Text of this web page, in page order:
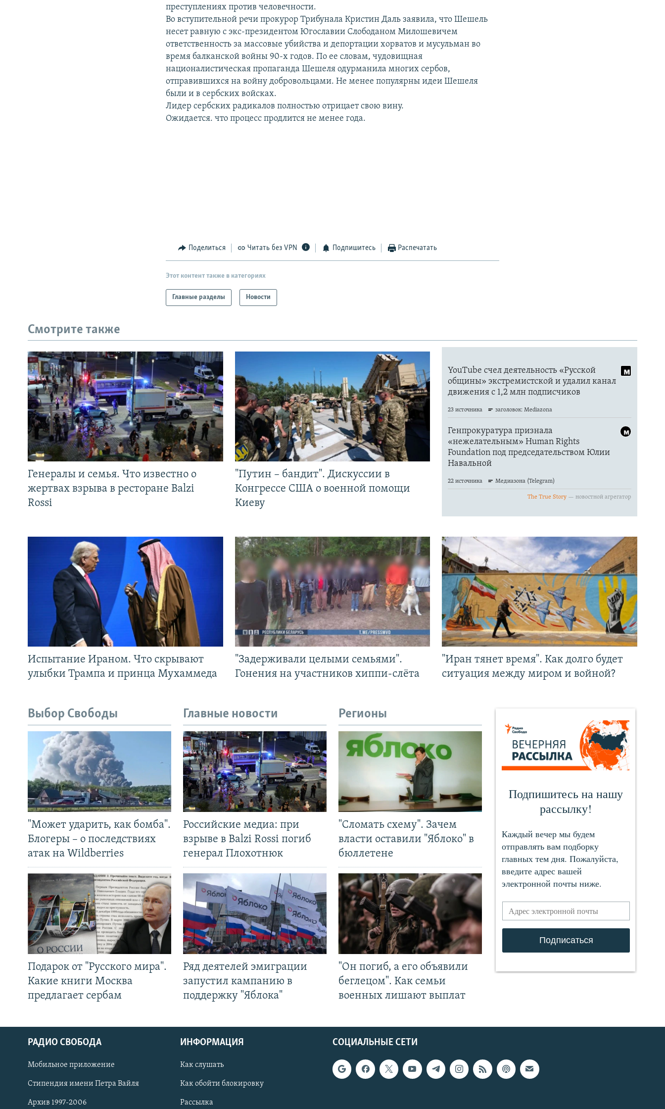
СОЦИАЛЬНЫЕ СЕТИ
преступлениях против человечности.
Во вступительной речи прокурор Трибунала Кристин Даль заявила, что Шешель
несет равную с экс-президентом Югославии Слободаном Милошевичем
ответственность за массовые убийства и депортации хорватов и мусульман во
время балканской войны 90-х годов. По ее словам, чудовищная
националистическая пропаганда Шешеля одурманила многих сербов,
отправившихся на войну добровольцами. Не менее популярны идеи Шешеля
были и в сербских войсках.
Лидер сербских радикалов полностью отрицает свою вину.
Ожидается. что процесс продлится не менее года.
Поделиться Читать без VPN Подпишитесь Распечатать
Этот контент также в категориях
Главные разделы Новости
Смотрите также
Генералы и семья. Что известно о
жертвах взрыва в ресторане Balzi
Rossi
"Путин – бандит". Дискуссии в
Конгрессе США о военной помощи
Киеву
Испытание Ираном. Что скрывают
улыбки Трампа и принца Мухаммеда
"Задерживали целыми семьями".
Гонения на участников хиппи-слёта
"Иран тянет время". Как долго будет
ситуация между миром и войной?
Выбор Свободы
"Может ударить, как бомба".
Блогеры – о последствиях
атак на Wildberries
Подарок от "Русского мира".
Какие книги Москва
предлагает сербам
Главные новости
Российские медиа: при
взрыве в Balzi Rossi погиб
генерал Плохотнюк
Ряд деятелей эмиграции
запустил кампанию в
поддержку "Яблока"
Регионы
"Сломать схему". Зачем
власти оставили "Яблоко" в
бюллетене
"Он погиб, а его объявили
беглецом". Как семьи
военных лишают выплат
СОЦИАЛЬНЫЕ СЕТИ
РАДИО СВОБОДА
Мобильное приложение
Стипендия имени Петра Вайля
Архив 1997-2006
ИНФОРМАЦИЯ
Как слушать
Как обойти блокировку
Рассылка